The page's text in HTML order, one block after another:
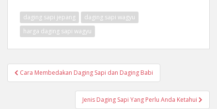
daging sapi jepang
daging sapi wagyu
harga daging sapi wagyu
Post
navigation
Cara Membedakan Daging Sapi dan Daging Babi
Jenis Daging Sapi Yang Perlu Anda Ketahui